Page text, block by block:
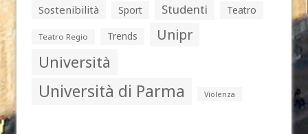
Sostenibilità Sport Studenti Teatro
Teatro Regio Trends Unipr
Università
Università di Parma Violenza